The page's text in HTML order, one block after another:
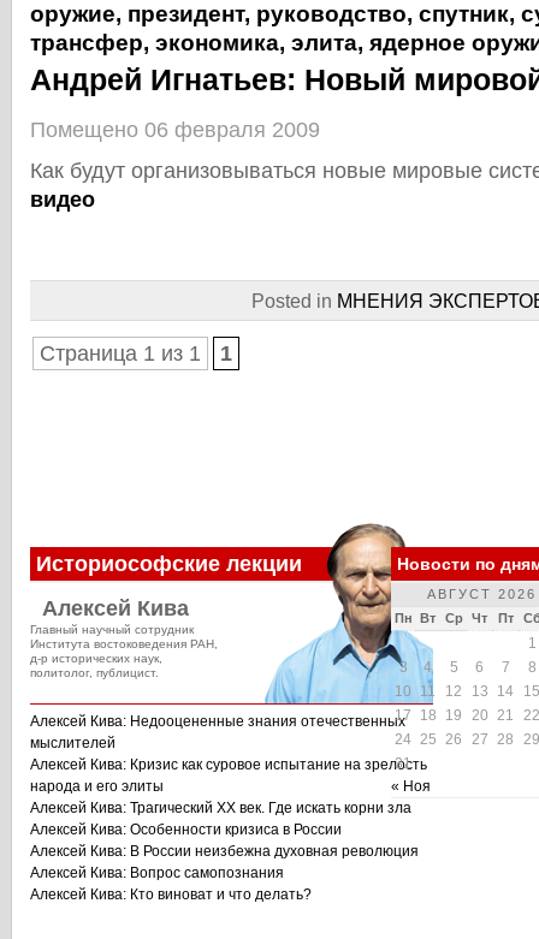
оружие, президент, руководство, спутник,
трансфер, экономика, элита, ядерное
Андрей Игнатьев: Новый
Помещено 06 февраля 2009
Как будут организовываться новые мировые
видео
Posted in МНЕНИЯ
Страница 1 из 1 1
Историософские лекции
Алексей Кива
Главный научный сотрудник
Института востоковедения РАН,
д-р исторических наук,
политолог, публицист.
Алексей Кива: Недооцененные знания отечественных
мыслителей
Алексей Кива: Кризис как суровое испытание на зрелость
народа и его элиты
Алексей Кива: Трагический XX век. Где искать корни зла
Алексей Кива: Особенности кризиса в России
Алексей Кива: В России неизбежна духовная революция
Алексей Кива: Вопрос самопознания
Алексей Кива: Кто виноват и что делать?
Новости по
АВГУСТ 2026
Пн Вт Ср Чт Пт
1
3
4 5 6 7
8
10
11 12 13 14
15
17
18 19 20 21
22
24 25 26 27 28
29
31
« Ноя